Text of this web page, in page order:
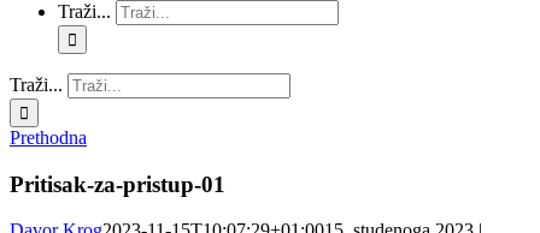
Traži...
Traži...
Prethodna
Pritisak-za-pristup-01